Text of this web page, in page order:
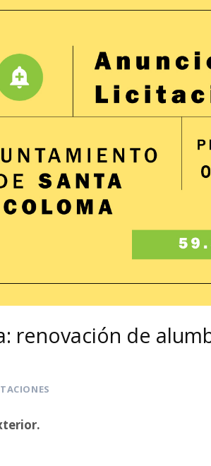
renovación de